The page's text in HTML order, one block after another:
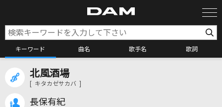
キーワード 曲名 歌手名 歌詞
北風酒場
[ キタカゼサカバ ]
長保有紀